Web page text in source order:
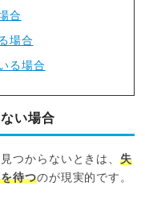
合
場合
る場合
い場合
つからないときは、失
待つのが現実的です。